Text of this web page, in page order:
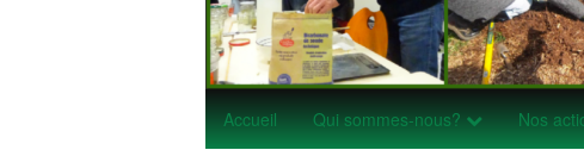
Accueil Qui sommes-nous? Nos